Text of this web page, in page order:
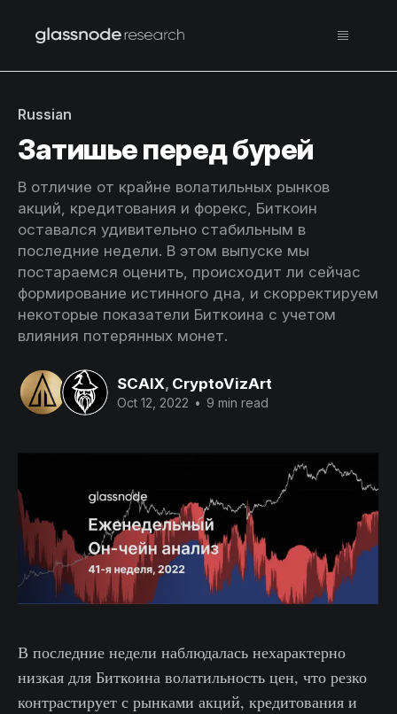
Russian
Затишье перед бурей
В отличие от крайне волатильных рынков
акций, кредитования и форекс, Биткоин
оставался удивительно стабильным в
последние недели. В этом выпуске мы
постараемся оценить, происходит ли сейчас
формирование истинного дна, и скорректируем
некоторые показатели Биткоина с учетом
влияния потерянных монет.
SCAIX, CryptoVizArt
Oct 12, 2022 • 9 min read
В последние недели наблюдалась нехарактерно
низкая для Биткоина волатильность цен, что резко
контрастирует с рынками акций, кредитования и